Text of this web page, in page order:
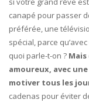
canapé pour passer
préférée, une
spécial, parce
quoi parle-t-on ?
amoureux, avec
motiver tous les
cadenas pour éviter